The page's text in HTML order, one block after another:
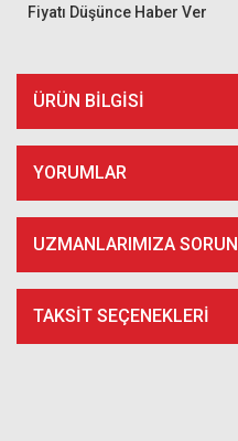
Fiyatı Düşünce Haber Ver
ÜRÜN BILGISI
YORUMLAR
UZMANLARIMIZA SORUN
TAKSIT SEÇENEKLERI